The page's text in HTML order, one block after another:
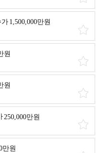
가 1,500,000만원
원
원
250,000만원
만원